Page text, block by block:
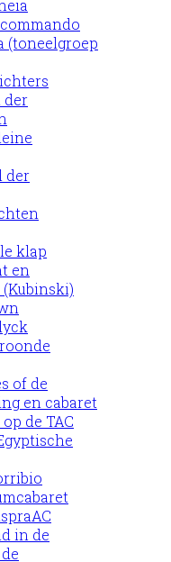
(toneelgroep
der
der
klap
en
of de
en cabaret
de TAC
in de